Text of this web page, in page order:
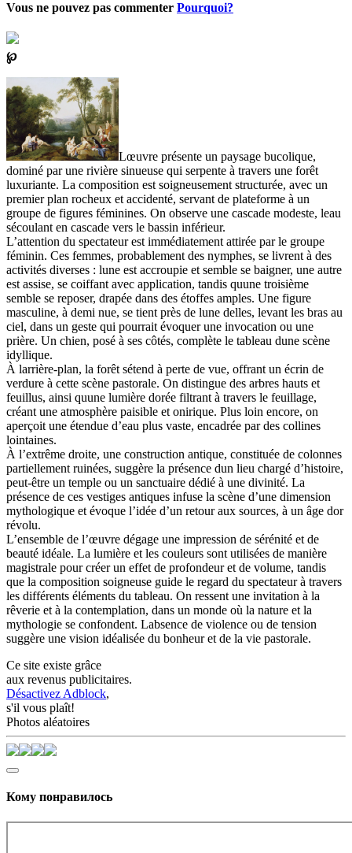
Vous ne pouvez pas commenter Pourquoi?
℘
Lœuvre présente un paysage bucolique,
dominé par une rivière sinueuse qui serpente à travers une forêt
luxuriante. La composition est soigneusement structurée, avec un
premier plan rocheux et accidenté, servant de plateforme à un
groupe de figures féminines. On observe une cascade modeste, leau
sécoulant en cascade vers le bassin inférieur.
L’attention du spectateur est immédiatement attirée par le groupe
féminin. Ces femmes, probablement des nymphes, se livrent à des
activités diverses : lune est accroupie et semble se baigner, une autre
est assise, se coiffant avec application, tandis quune troisième
semble se reposer, drapée dans des étoffes amples. Une figure
masculine, à demi nue, se tient près de lune delles, levant les bras au
ciel, dans un geste qui pourrait évoquer une invocation ou une
prière. Un chien, posé à ses côtés, complète le tableau dune scène
idyllique.
À larrière-plan, la forêt sétend à perte de vue, offrant un écrin de
verdure à cette scène pastorale. On distingue des arbres hauts et
feuillus, ainsi quune lumière dorée filtrant à travers le feuillage,
créant une atmosphère paisible et onirique. Plus loin encore, on
aperçoit une étendue d’eau plus vaste, encadrée par des collines
lointaines.
À l’extrême droite, une construction antique, constituée de colonnes
partiellement ruinées, suggère la présence dun lieu chargé d’histoire,
peut-être un temple ou un sanctuaire dédié à une divinité. La
présence de ces vestiges antiques infuse la scène d’une dimension
mythologique et évoque l’idée d’un retour aux sources, à un âge dor
révolu.
L’ensemble de l’œuvre dégage une impression de sérénité et de
beauté idéale. La lumière et les couleurs sont utilisées de manière
magistrale pour créer un effet de profondeur et de volume, tandis
que la composition soigneuse guide le regard du spectateur à travers
les différents éléments du tableau. On ressent une invitation à la
rêverie et à la contemplation, dans un monde où la nature et la
mythologie se confondent. Labsence de violence ou de tension
suggère une vision idéalisée du bonheur et de la vie pastorale.
Ce site existe grâce
aux revenus publicitaires.
Désactivez Adblock,
s'il vous plaît!
Photos aléatoires
Кому понравилось